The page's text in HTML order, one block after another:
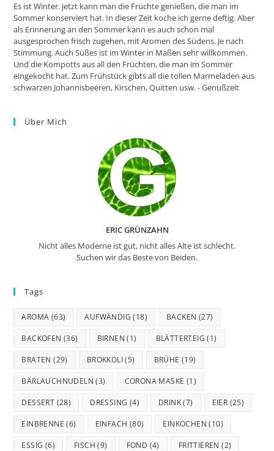
Es ist Winter. jetzt kann man die Früchte genießen, die man im
Sommer konserviert hat. In dieser Zeit koche ich gerne deftig. Aber
als Erinnerung an den Sommer kann es auch schon mal
ausgesprochen frisch zugehen, mit Aromen des Südens. Je nach
Stimmung. Auch Süßes ist im Winter in Maßen sehr willkommen.
Und die Kompotts aus all den Früchten, die man im Sommer
eingekocht hat. Zum Frühstück gibts all die tollen Marmeladen aus
schwarzen Johannisbeeren, Kirschen, Quitten usw. - Genußzeit
Über Mich
ERIC GRÜNZAHN
Nicht alles Moderne ist gut, nicht alles Alte ist schlecht.
Suchen wir das Beste von Beiden.
Tags
AROMA (63) AUFWÄNDIG (18) BACKEN (27)
BACKOFEN (36) BIRNEN (1) BLÄTTERTEIG (1)
BRATEN (29) BROKKOLI(5) BRÜHE (19)
BÄRLAUCHNUDELN (3) CORONA MASKE (1)
DESSERT (28) DRESSING (4) DRINK(7) EIER (25)
EINBRENNE (6) EINFACH (80) EINKOCHEN (10)
ESSIG (6) FISCH (9) FOND (4) FRITTIEREN (2)